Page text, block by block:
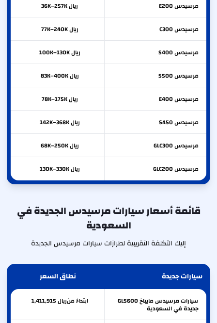
مرسيدسE200 ريال 36K–257K
مرسيدسC300 ريال 77K–240K
مرسيدسS400 ريال 100K–130K
مرسيدسS500 ريال 83K–400K
مرسيدسE400 ريال 78K–175K
مرسيدسS450 ريال 142K–368K
مرسيدسGLC300 ريال 68K–250K
مرسيدسGLC200 ريال 130K–330K
قائمة أسعار سيارات مرسيدس الجديدة في
السعودية
إليك التكلفة التقريبية لطرازات سيارات مرسيدس الجديدة
سيارات جديدة نطاق السعر
سيارات مرسيدس مايباخ GLS600
جديدة في السعودية
ابتداءً من 1,411,915ريال